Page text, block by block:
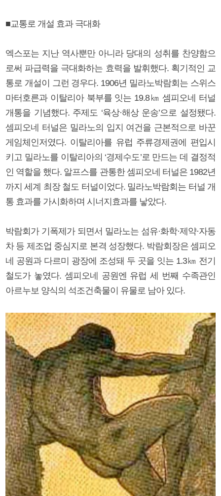
■교통로 개설 효과 극대화
엑스포는 지난 역사뿐만 아니라 당대의 성취를 찬양함으
로써 파급력을 극대화하는 효력을 발휘했다. 획기적인 교
통로 개설이 그런 경우다. 1906년 밀라노박람회는 스위스
마터호른과 이탈리아 북부를 잇는 19.8㎞ 셈피오네 터널
개통을 기념했다. 주제도 ‘육상·해상 운송’으로 설정됐다.
셈피오네 터널은 밀라노의 입지 여건을 근본적으로 바꾼
게임체인저였다. 이탈리아를 유럽 주류경제권에 편입시
키고 밀라노를 이탈리아의 ‘경제수도’로 만드는 데 결정적
인 역할을 했다. 알프스를 관통한 셈피오네 터널은 1982년
까지 세계 최장 철도 터널이었다. 밀라노박람회는 터널 개
통 효과를 가시화하며 시너지효과를 낳았다.
박람회가 기폭제가 되면서 밀라노는 섬유·화학·제약·자동
차 등 제조업 중심지로 본격 성장했다. 박람회장은 셈피오
네 공원과 다르미 광장에 조성돼 두 곳을 잇는 1.3㎞ 전기
철도가 놓였다. 셈피오네 공원엔 유럽 세 번째 수족관인
아르누보 양식의 석조건축물이 유물로 남아 있다.